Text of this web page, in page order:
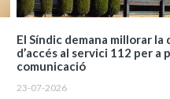
El Síndic demana millorar
d’accés al servici 112 per
comunicació
23-07-2026